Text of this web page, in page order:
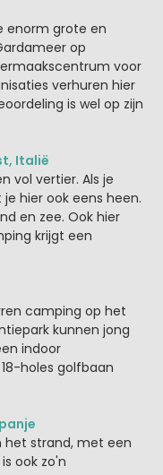
enorm grote en
op
voor
verhuren hier
is wel op zijn
Italië
vol vertier. Als je
hier ook eens heen.
en zee. Ook hier
krijgt een
camping op het
kunnen jong
indoor
holes golfbaan
het strand, met een
ook zo'n